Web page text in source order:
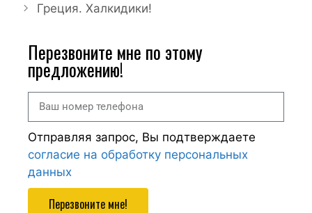
Греция. Халкидики!
Перезвоните мне по этому
предложению!
Отправляя запрос, Вы подтверждаете
согласие на обработку персональных
данных
Перезвоните мне!